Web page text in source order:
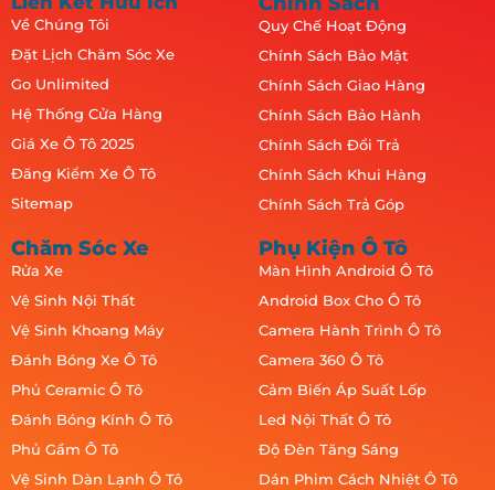
Về Chúng Tôi
Đặt Lịch Chăm Sóc Xe
Go Unlimited
Hệ Thống Cửa Hàng
Giá Xe Ô Tô 2025
Đăng Kiểm Xe Ô Tô
Sitemap
Quy Chế Hoạt Động
Chính Sách Bảo Mật
Chính Sách Giao Hàng
Chính Sách Bảo Hành
Chính Sách Đổi Trả
Chính Sách Khui Hàng
Chính Sách Trả Góp
Chăm Sóc Xe
Rửa Xe
Vệ Sinh Nội Thất
Vệ Sinh Khoang Máy
Đánh Bóng Xe Ô Tô
Phủ Ceramic Ô Tô
Đánh Bóng Kính Ô Tô
Phủ Gầm Ô Tô
Vệ Sinh Dàn Lạnh Ô Tô
Phụ Kiện Ô Tô
Màn Hình Android Ô Tô
Android Box Cho Ô Tô
Camera Hành Trình Ô Tô
Camera 360 Ô Tô
Cảm Biến Áp Suất Lốp
Led Nội Thất Ô Tô
Độ Đèn Tăng Sáng
Dán Phim Cách Nhiệt Ô Tô